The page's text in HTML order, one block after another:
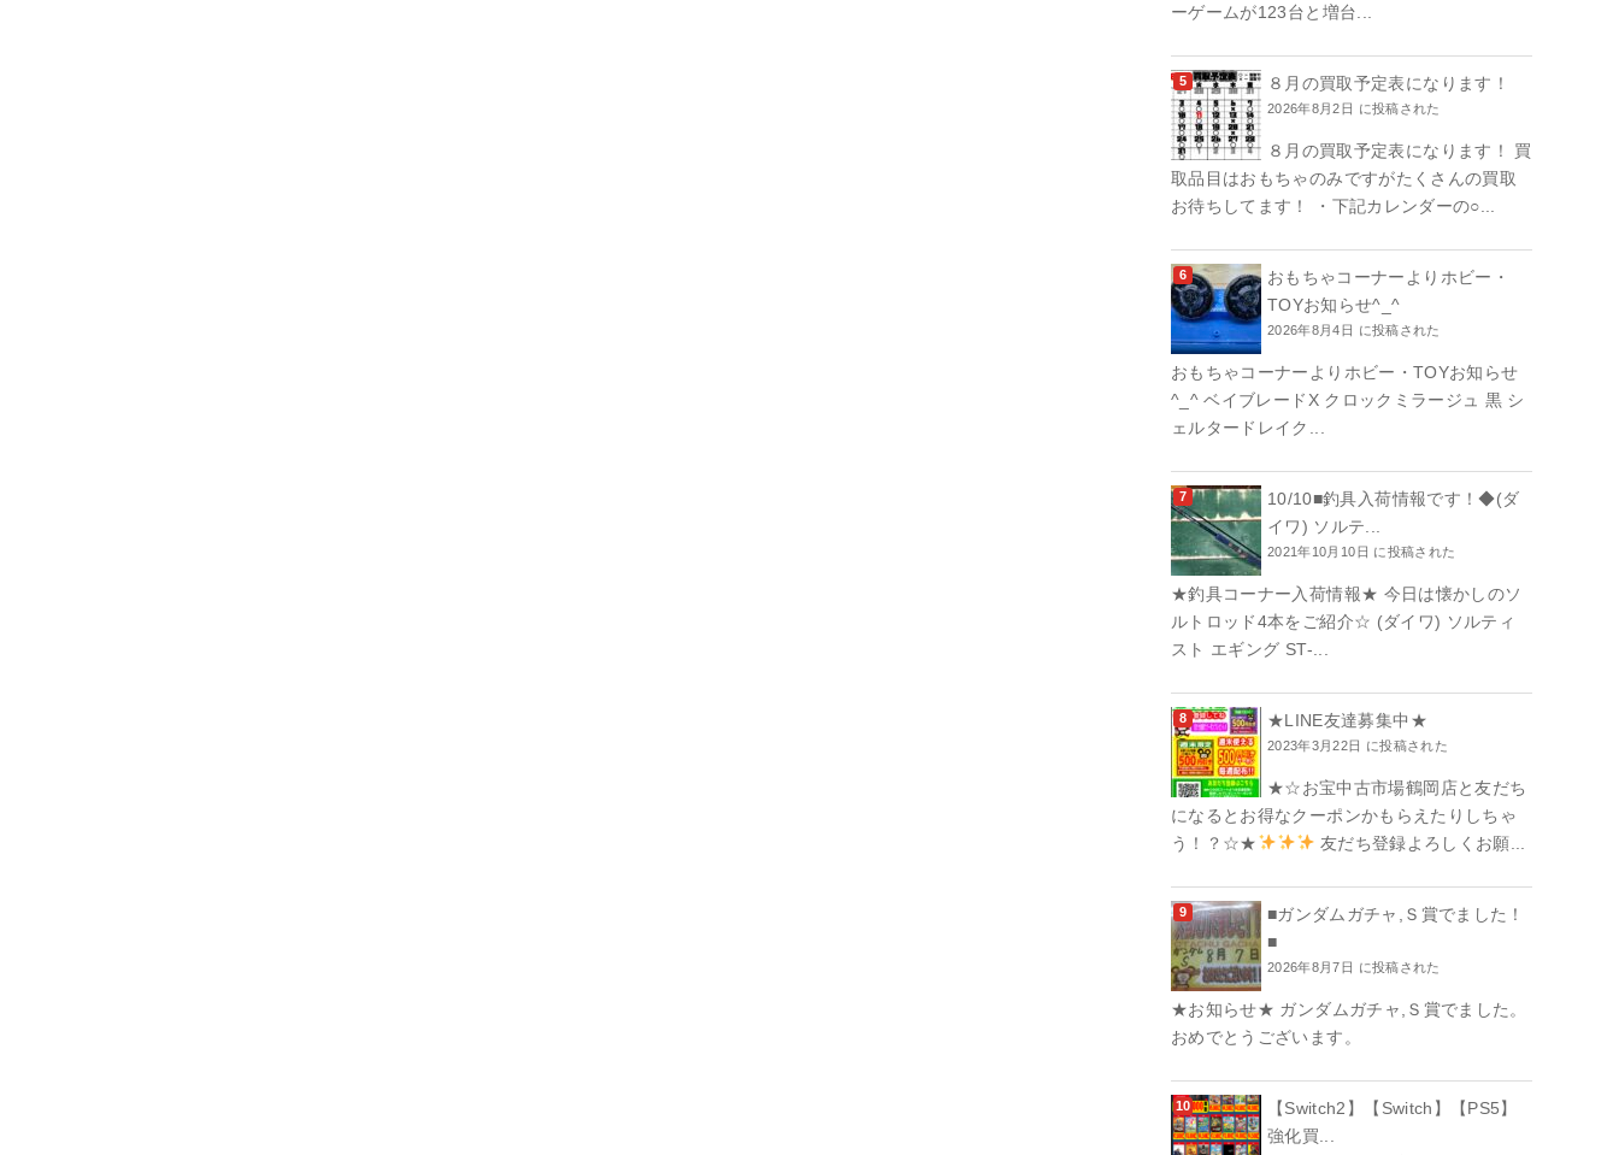
ーゲームが123台と増台...
８月の買取予定表になります！
2026年8月2日 に投稿された
８月の買取予定表になります！ 買
取品目はおもちゃのみですがたくさんの買取
お待ちしてます！ ・下記カレンダーの○...
おもちゃコーナーよりホビー・
TOYお知らせ^_^
2026年8月4日 に投稿された
おもちゃコーナーよりホビー・TOYお知らせ
^_^ ベイブレードX クロックミラージュ 黒 シ
ェルタードレイク...
10/10■釣具入荷情報です！◆(ダ
イワ) ソルテ...
2021年10月10日 に投稿された
★釣具コーナー入荷情報★ 今日は懐かしのソ
ルトロッド4本をご紹介☆ (ダイワ) ソルティ
スト エギング ST-...
★LINE友達募集中★
2023年3月22日 に投稿された
★☆お宝中古市場鶴岡店と友だち
になるとお得なクーポンかもらえたりしちゃ
う！？☆★
友だち登録よろしくお願...
■ガンダムガチャ,Ｓ賞でました！
■
2026年8月7日 に投稿された
★お知らせ★ ガンダムガチャ,Ｓ賞でました。
おめでとうございます。
【Switch2】【Switch】【PS5】
強化買...